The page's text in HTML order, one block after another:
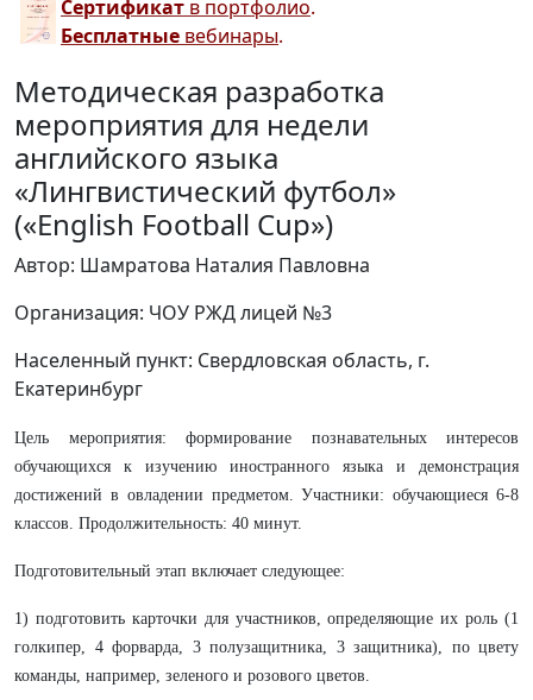
Сертификат в портфолио.
Бесплатные вебинары.
Методическая разработка
мероприятия для недели
английского языка
«Лингвистический футбол»
(«English Football Cup»)
Автор: Шамратова Наталия Павловна
Организация: ЧОУ РЖД лицей №3
Населенный пункт: Свердловская область, г.
Екатеринбург
Цель мероприятия: формирование познавательных интересов
обучающихся к изучению иностранного языка и демонстрация
достижений в овладении предметом. Участники: обучающиеся 6-8
классов. Продолжительность: 40 минут.
Подготовительный этап включает следующее:
1) подготовить карточки для участников, определяющие их роль (1
голкипер, 4 форварда, 3 полузащитника, 3 защитника), по цвету
команды, например, зеленого и розового цветов.